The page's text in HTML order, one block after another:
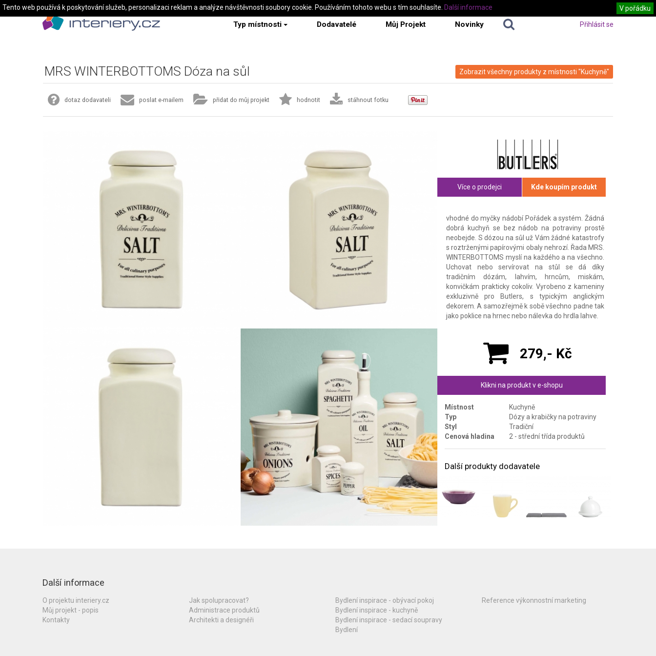
Typ místnosti Dodavatelé Můj Projekt Novinky Přihlásit se
Zobrazit všechny produkty z místnosti "Kuchyně"
MRS WINTERBOTTOMS Dóza na sůl
dotaz dodavateli poslat e-mailem přidat do můj projekt hodnotit stáhnout fotku
Více o prodejci Kde koupím produkt
vhodné do myčky nádobí Pořádek a systém. Žádná
dobrá kuchyň se bez nádob na potraviny prostě
neobejde. S dózou na sůl už Vám žádné katastrofy
s roztrženými papírovými obaly nehrozí. Řada MRS.
WINTERBOTTOMS myslí na každého a na všechno.
Uchovat nebo servírovat na stůl se dá díky
tradičním dózám, lahvím, hrncům, miskám,
konvičkám prakticky cokoliv. Vyrobeno z kameniny
exkluzivně pro Butlers, s typickým anglickým
dekorem. A samozřejmě k sobě všechno padne tak
jako poklice na hrnec nebo nálevka do hrdla lahve.
279,- Kč
Klikni na produkt v e-shopu
Místnost
Kuchyně
Typ
Dózy a krabičky na potraviny
Styl
Tradiční
Cenová hladina
2 - střední třída produktů
Další produkty dodavatele
Další informace
O projektu interiery.cz
Můj projekt - popis
Kontakty
Jak spolupracovat?
Administrace produktů
Architekti a designéři
Bydlení inspirace - obývací pokoj
Bydlení inspirace - kuchyně
Bydlení inspirace - sedací soupravy
Bydlení
Reference výkonnostní marketing
Tento web používá k poskytování služeb, personalizaci reklam a analýze návštěvnosti soubory cookie. Používáním tohoto webu s tím souhlasíte. V pořádku
Další informace